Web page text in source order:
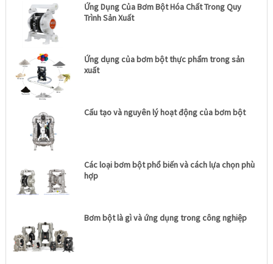
Ứng Dụng Của Bơm Bột Hóa Chất Trong Quy
Trình Sản Xuất
Ứng dụng của bơm bột thực phẩm trong sản
xuất
Cấu tạo và nguyên lý hoạt động của bơm bột
Các loại bơm bột phổ biến và cách lựa chọn phù
hợp
Bơm bột là gì và ứng dụng trong công nghiệp